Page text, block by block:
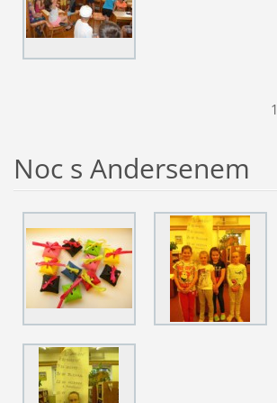
1
Noc s Andersenem